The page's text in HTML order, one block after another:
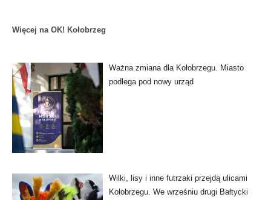
Więcej na OK! Kołobrzeg
Ważna zmiana dla Kołobrzegu. Miasto
podlega pod nowy urząd
Wilki, lisy i inne futrzaki przejdą ulicami
Kołobrzegu. We wrześniu drugi Bałtycki